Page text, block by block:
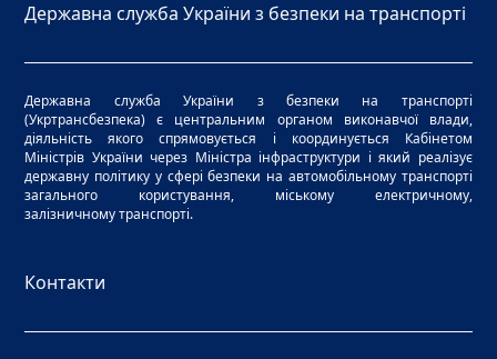
Державна служба України з безпеки на транспорті
Державна служба України з безпеки на транспорті
(Укртрансбезпека) є центральним органом виконавчої влади,
діяльність якого спрямовується і координується Кабінетом
Міністрів України через Міністра інфраструктури і який реалізує
державну політику у сфері безпеки на автомобільному транспорті
загального користування, міському електричному,
залізничному транспорті.
Контакти